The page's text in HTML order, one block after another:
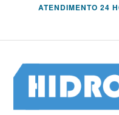
ATENDIMENTO 24